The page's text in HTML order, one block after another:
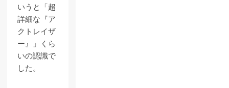
いうと「超
詳細な『ア
クトレイザ
ー』」くら
いの認識で
した。